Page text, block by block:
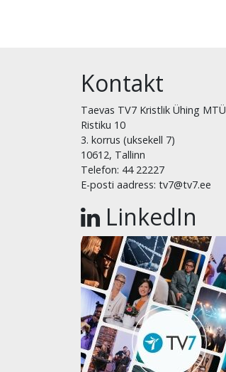
Kontakt
Taevas TV7 Kristlik Ühing MTÜ
Ristiku 10
3. korrus (uksekell 7)
10612, Tallinn
Telefon: 44 22227
E-posti aadress: tv7@tv7.ee
LinkedIn